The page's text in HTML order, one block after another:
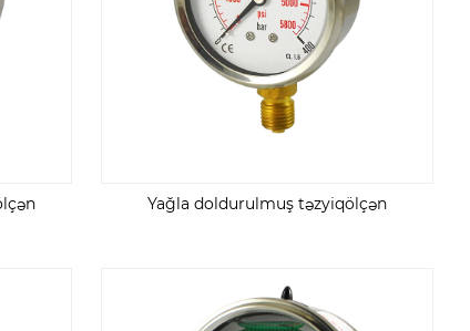
Yağla doldurulmuş təzyiqölçən